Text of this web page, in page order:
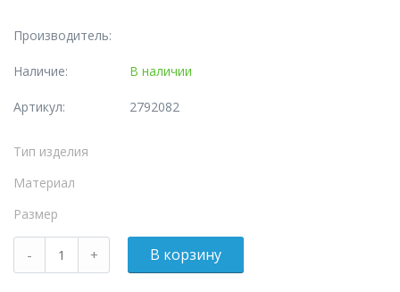
Производитель:
Наличие: В наличии
Артикул: 2792082
Тип изделия
Материал
Размер